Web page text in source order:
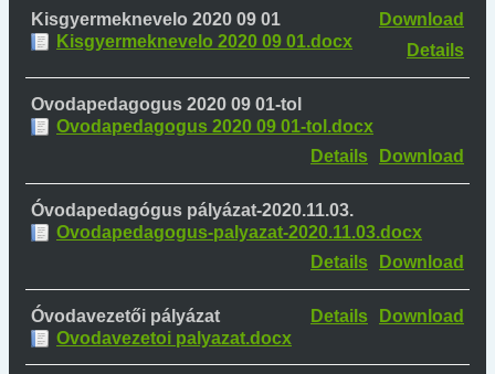
Kisgyermeknevelo 2020 09 01
Kisgyermeknevelo 2020 09 01.docx
Download
Details
Ovodapedagogus 2020 09 01-tol
Ovodapedagogus 2020 09 01-tol.docx
Download
Details
Óvodapedagógus pályázat-2020.11.03.
Ovodapedagogus-palyazat-2020.11.03.docx
Download
Details
Óvodavezetői pályázat
Ovodavezetoi palyazat.docx
Download
Details